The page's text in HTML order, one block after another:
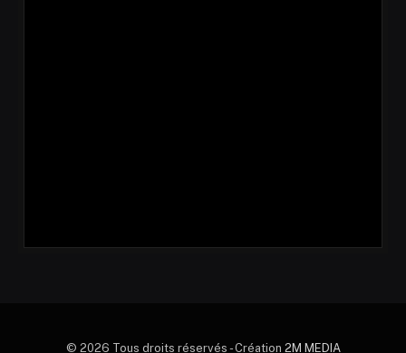
© 2026 Tous droits réservés - Création 2M MEDIA